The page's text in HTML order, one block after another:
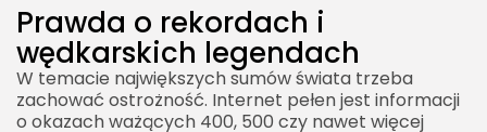
Prawda o rekordach i
wędkarskich legendach
W temacie największych sumów świata trzeba
zachować ostrożność. Internet pełen jest informacji
o okazach ważących 400, 500 czy nawet więcej